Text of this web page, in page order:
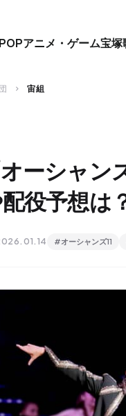
アニメ・ゲーム宝塚
chevron_right 宙組
ーシャン
役予想は
#オーシャンズ11